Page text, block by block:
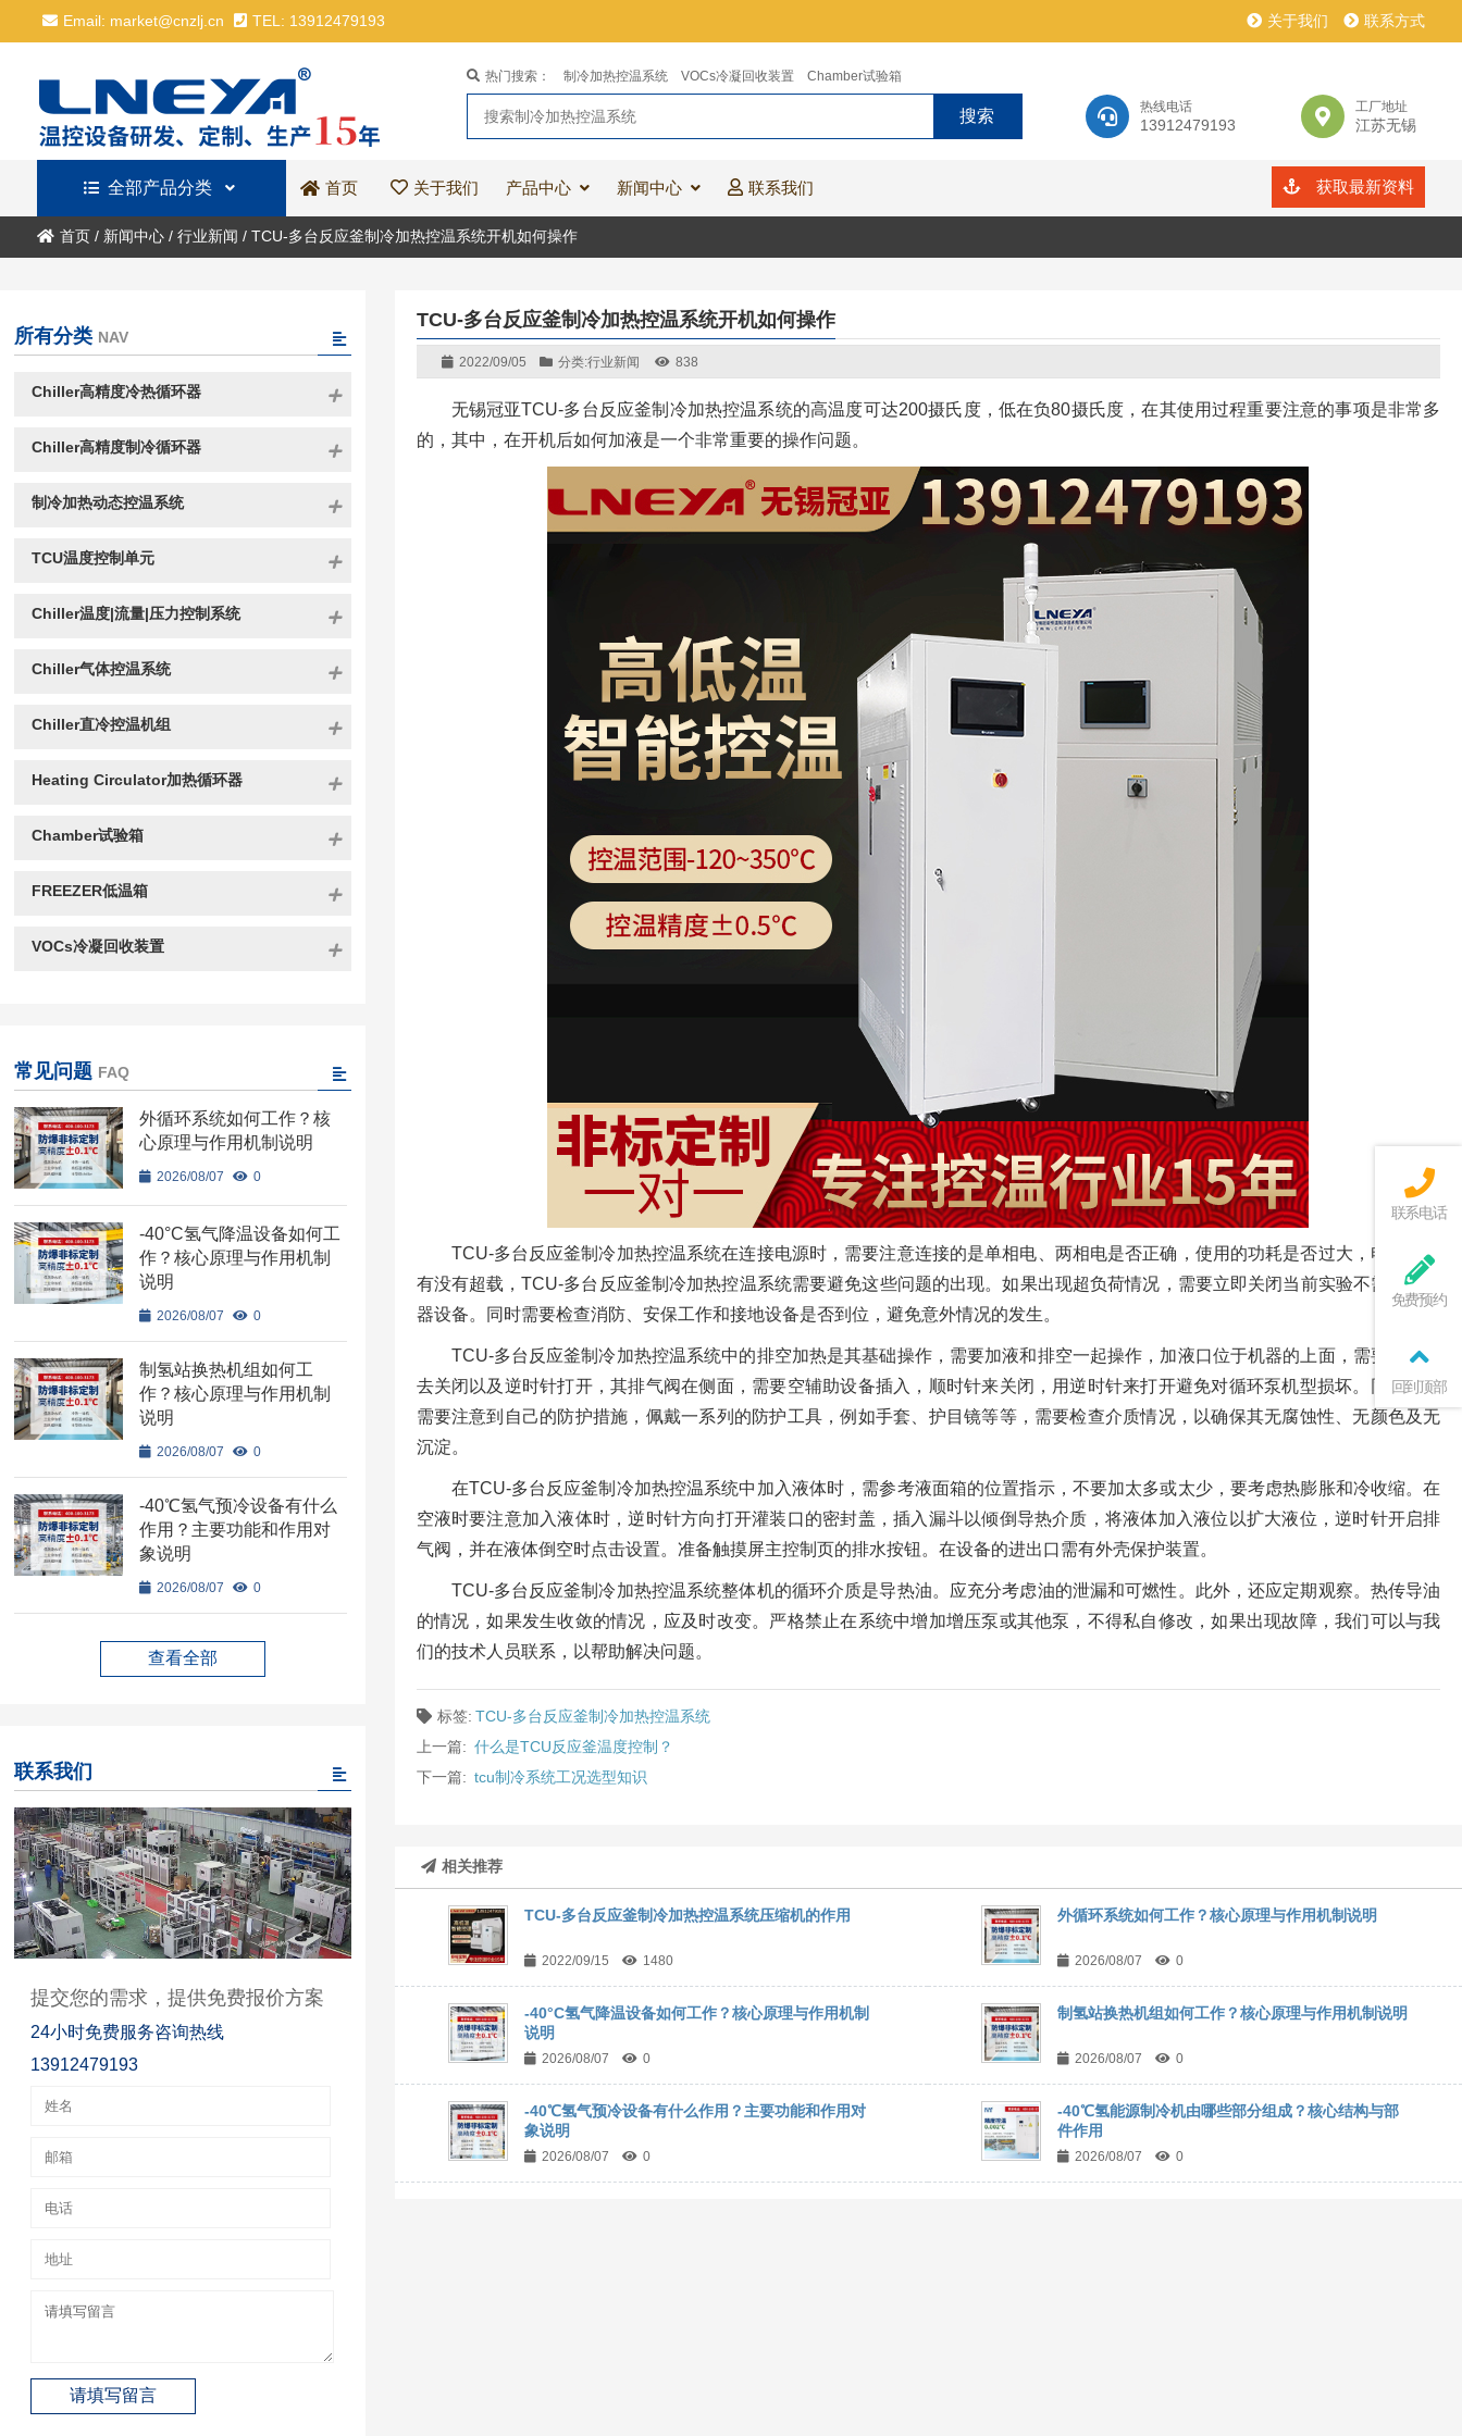
Email: market@cnzlj.cn TEL: 13912479193 关于我们 联系方式
热线电话
13912479193
工厂地址
江苏无锡
热门搜索： 制冷加热控温系统 VOCs冷凝回收装置 Chamber试验箱
全部产品分类 首页 关于我们 产品中心 新闻中心 联系我们 获取最新资料
首页/ 新闻中心/ 行业新闻 / TCU-多台反应釜制冷加热控温系统开机如何操作
TCU-多台反应釜制冷加热控温系统开机如何操作
2022/09/05 分类:行业新闻 838
无锡冠亚TCU-多台反应釜制冷加热控温系统的高温度可达200摄氏度，低在负80摄氏度，在其使用过程重要注意的事项是非常多
的，其中，在开机后如何加液是一个非常重要的操作问题。
TCU-多台反应釜制冷加热控温系统在连接电源时，需要注意连接的是单相电、两相电是否正确，使用的功耗是否过大，电器设备
有没有超载，TCU-多台反应釜制冷加热控温系统需要避免这些问题的出现。如果出现超负荷情况，需要立即关闭当前实验不需要的仪
器设备。同时需要检查消防、安保工作和接地设备是否到位，避免意外情况的发生。
TCU-多台反应釜制冷加热控温系统中的排空加热是其基础操作，需要加液和排空一起操作，加液口位于机器的上面，需要顺时针
去关闭以及逆时针打开，其排气阀在侧面，需要空辅助设备插入，顺时针来关闭，用逆时针来打开避免对循环泵机型损坏。同时，也
需要注意到自己的防护措施，佩戴一系列的防护工具，例如手套、护目镜等等，需要检查介质情况，以确保其无腐蚀性、无颜色及无
沉淀。
在TCU-多台反应釜制冷加热控温系统中加入液体时，需参考液面箱的位置指示，不要加太多或太少，要考虑热膨胀和冷收缩。在
空液时要注意加入液体时，逆时针方向打开灌装口的密封盖，插入漏斗以倾倒导热介质，将液体加入液位以扩大液位，逆时针开启排
气阀，并在液体倒空时点击设置。准备触摸屏主控制页的排水按钮。在设备的进出口需有外壳保护装置。
TCU-多台反应釜制冷加热控温系统整体机的循环介质是导热油。应充分考虑油的泄漏和可燃性。此外，还应定期观察。热传导油
的情况，如果发生收敛的情况，应及时改变。严格禁止在系统中增加增压泵或其他泵，不得私自修改，如果出现故障，我们可以与我
们的技术人员联系，以帮助解决问题。
标签: TCU-多台反应釜制冷加热控温系统
上一篇: 什么是TCU反应釜温度控制？
下一篇: tcu制冷系统工况选型知识
相关推荐
TCU-多台反应釜制冷加热控温系统压缩机的作用
2022/09/15 1480
外循环系统如何工作？核心原理与作用机制说明
2026/08/07 0
-40°C氢气降温设备如何工作？核心原理与作用机制
说明
2026/08/07 0
制氢站换热机组如何工作？核心原理与作用机制说明
2026/08/07 0
-40℃氢气预冷设备有什么作用？主要功能和作用对
象说明
2026/08/07 0
-40℃氢能源制冷机由哪些部分组成？核心结构与部
件作用
2026/08/07 0
所有分类 NAV
Chiller高精度冷热循环器
Chiller高精度制冷循环器
制冷加热动态控温系统
TCU温度控制单元
Chiller温度|流量|压力控制系统
Chiller气体控温系统
Chiller直冷控温机组
Heating Circulator加热循环器
Chamber试验箱
FREEZER低温箱
VOCs冷凝回收装置
常见问题 FAQ
外循环系统如何工作？核
心原理与作用机制说明
2026/08/07 0
-40°C氢气降温设备如何工
作？核心原理与作用机制
说明
2026/08/07 0
制氢站换热机组如何工
作？核心原理与作用机制
说明
2026/08/07 0
-40℃氢气预冷设备有什么
作用？主要功能和作用对
象说明
2026/08/07 0
查看全部
联系我们
提交您的需求，提供免费报价方案
24小时免费服务咨询热线
13912479193
联系电话
免费预约
回到顶部